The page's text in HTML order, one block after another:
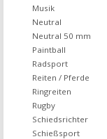
Musik
Neutral
Neutral 50 mm
Paintball
Radsport
Reiten / Pferde
Ringreiten
Rugby
Schiedsrichter
Schießsport